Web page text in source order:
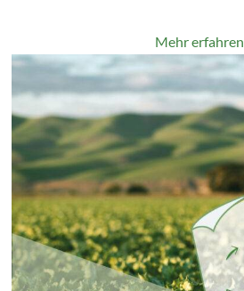
Mehr erfahren